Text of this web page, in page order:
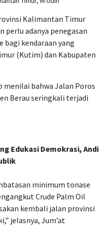
Kalimantan Timur
perlu adanya penegasan
kendaraan yang
(Kutim) dan Kabupaten
menilai bahwa Jalan Poros
Berau seringkali terjadi
Edukasi Demokrasi, Andi
minimum tonase
Crude Palm Oil
kembali jalan provinsi
jelasnya, Jum’at